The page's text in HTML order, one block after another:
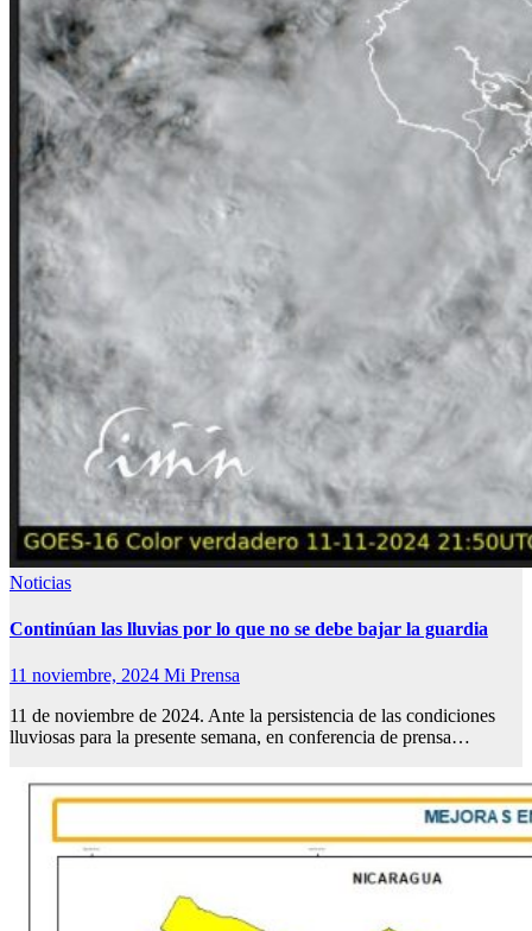
Noticias
Continúan las lluvias por lo que no se debe bajar la guardia
11 noviembre, 2024 Mi Prensa
11 de noviembre de 2024. Ante la persistencia de las condiciones
lluviosas para la presente semana, en conferencia de prensa…